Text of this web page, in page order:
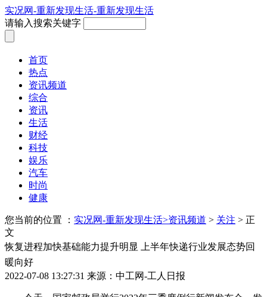
实况网-重新发现生活-重新发现生活
请输入搜索关键字
首页
热点
资讯频道
综合
资讯
生活
财经
科技
娱乐
汽车
时尚
健康
您当前的位置 ： 实况网-重新发现生活>资讯频道 > 关注 > 正
文
恢复进程加快基础能力提升明显 上半年快递行业发展态势回
暖向好
2022-07-08 13:27:31 来源：中工网-工人日报